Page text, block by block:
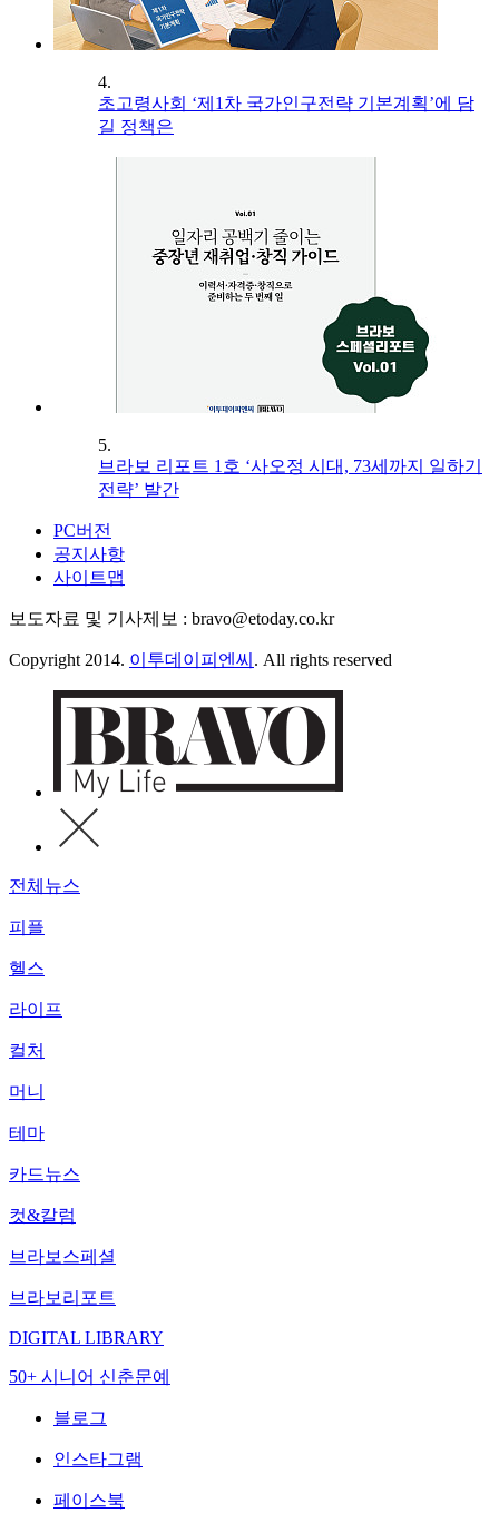
4.
초고령사회 ‘제1차 국가인구전략 기본계획’에 담
길 정책은
5.
브라보 리포트 1호 ‘사오정 시대, 73세까지 일하기
전략’ 발간
PC버전
공지사항
사이트맵
보도자료 및 기사제보 : bravo@etoday.co.kr
Copyright 2014. 이투데이피엔씨 . All rights reserved
전체뉴스
피플
헬스
라이프
컬처
머니
테마
카드뉴스
컷&칼럼
브라보스페셜
브라보리포트
DIGITAL LIBRARY
50+ 시니어 신춘문예
블로그
인스타그램
페이스북